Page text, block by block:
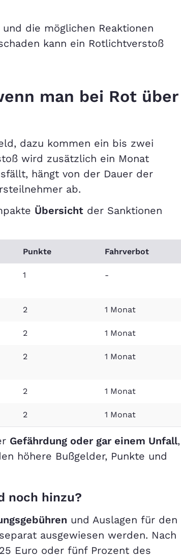
die möglichen Reaktionen
kann ein Rotlichtverstoß
man bei Rot über
dazu kommen ein bis zwei
wird zusätzlich ein Monat
hängt von der Dauer der
ab.
Übersicht der Sanktionen
Punkte Fahrverbot
1 -
2 1 Monat
2 1 Monat
2 1 Monat
2 1 Monat
2 1 Monat
Gefährdung oder gar einem Unfall,
höhere Bußgelder, Punkte und
noch hinzu?
und Auslagen für den
ausgewiesen werden. Nach
Euro oder fünf Prozent des